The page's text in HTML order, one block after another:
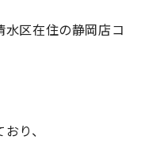
区在住の静岡店コ
り、